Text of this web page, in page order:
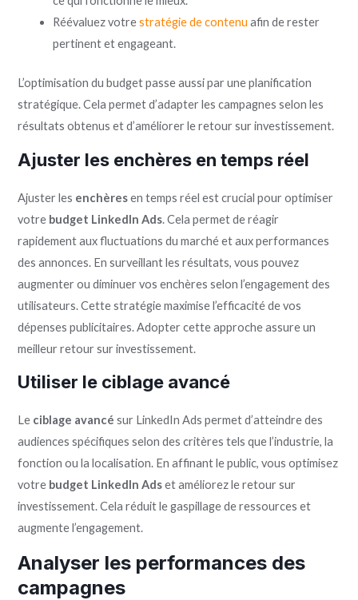
Réévaluez votrestratégie de contenu afin de rester
pertinent et engageant.
L’optimisation du budget passe aussi par une planification
stratégique. Cela permet d’adapter les campagnes selon les
résultats obtenus et d’améliorer le retour sur investissement.
Ajuster les enchères en temps réel
Ajuster les enchèresen temps réel est crucial pour optimiser
votre budget LinkedIn Ads. Cela permet de réagir
rapidement aux fluctuations du marché et aux performances
des annonces. En surveillant les résultats, vous pouvez
augmenter ou diminuer vos enchères selon l’engagement des
utilisateurs. Cette stratégie maximise l’efficacité de vos
dépenses publicitaires. Adopter cette approche assure un
meilleur retour sur investissement.
Utiliser le ciblage avancé
Le ciblage avancé sur LinkedIn Ads permet d’atteindre des
audiences spécifiques selon des critères tels que l’industrie, la
fonction ou la localisation. En affinant le public, vous optimisez
votre budget LinkedIn Adset améliorez le retour sur
investissement. Cela réduit le gaspillage de ressources et
augmente l’engagement.
Analyser les performances des
campagnes